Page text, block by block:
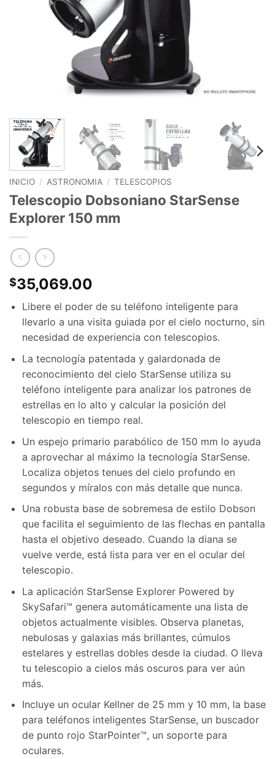
INICIO / ASTRONOMIA / TELESCOPIOS
Telescopio Dobsoniano StarSense
Explorer 150 mm
$35,069.00
Libere el poder de su teléfono inteligente para
llevarlo a una visita guiada por el cielo nocturno, sin
necesidad de experiencia con telescopios.
La tecnología patentada y galardonada de
reconocimiento del cielo StarSense utiliza su
teléfono inteligente para analizar los patrones de
estrellas en lo alto y calcular la posición del
telescopio en tiempo real.
Un espejo primario parabólico de 150 mm lo ayuda
a aprovechar al máximo la tecnología StarSense.
Localiza objetos tenues del cielo profundo en
segundos y míralos con más detalle que nunca.
Una robusta base de sobremesa de estilo Dobson
que facilita el seguimiento de las flechas en pantalla
hasta el objetivo deseado. Cuando la diana se
vuelve verde, está lista para ver en el ocular del
telescopio.
La aplicación StarSense Explorer Powered by
SkySafari™ genera automáticamente una lista de
objetos actualmente visibles. Observa planetas,
nebulosas y galaxias más brillantes, cúmulos
estelares y estrellas dobles desde la ciudad. O lleva
tu telescopio a cielos más oscuros para ver aún
más.
Incluye un ocular Kellner de 25 mm y 10 mm, la base
para teléfonos inteligentes StarSense, un buscador
de punto rojo StarPointer™, un soporte para
oculares.